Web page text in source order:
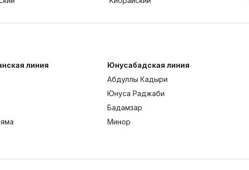
линия
Юнусабадская линия
Абдуллы Кадыри
Юнуса Раджаби
Бадамзар
Минор